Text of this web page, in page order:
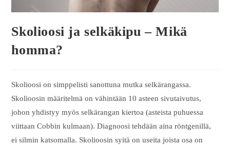
Skolioosi ja selkäkipu – Mikä
homma?
Skolioosi on simppelisti sanottuna mutka selkärangassa.
Skolioosin määritelmä on vähintään 10 asteen sivutaivutus,
johon yhdistyy myös selkärangan kiertoa (asteista puhuessa
viittaan Cobbin kulmaan). Diagnoosi tehdään aina röntgenillä,
ei silmin katsomalla. Skolioosin syitä on useita joista osa on